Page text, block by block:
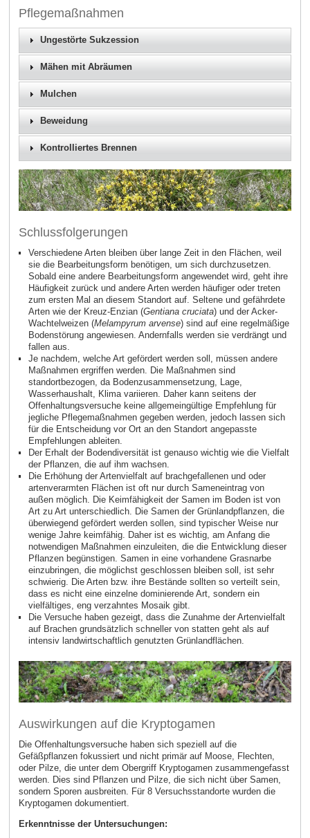
Pflegemaßnahmen
Ungestörte Sukzession
Mähen mit Abräumen
Mulchen
Beweidung
Kontrolliertes Brennen
Schlussfolgerungen
Verschiedene Arten bleiben über lange Zeit in den Flächen, weil
sie die Bearbeitungsform benötigen, um sich durchzusetzen.
Sobald eine andere Bearbeitungsform angewendet wird, geht ihre
Häufigkeit zurück und andere Arten werden häufiger oder treten
zum ersten Mal an diesem Standort auf. Seltene und gefährdete
Arten wie der Kreuz‑Enzian (Gentiana cruciata) und der Acker-
Wachtelweizen (Melampyrum arvense) sind auf eine regelmäßige
Bodenstörung angewiesen. Andernfalls werden sie verdrängt und
fallen aus.
Je nachdem, welche Art gefördert werden soll, müssen andere
Maßnahmen ergriffen werden. Die Maßnahmen sind
standortbezogen, da Bodenzusammensetzung, Lage,
Wasserhaushalt, Klima variieren. Daher kann seitens der
Offenhaltungsversuche keine allgemeingültige Empfehlung für
jegliche Pflegemaßnahmen gegeben werden, jedoch lassen sich
für die Entscheidung vor Ort an den Standort angepasste
Empfehlungen ableiten.
Der Erhalt der Bodendiversität ist genauso wichtig wie die Vielfalt
der Pflanzen, die auf ihm wachsen.
Die Erhöhung der Artenvielfalt auf brachgefallenen und oder
artenverarmten Flächen ist oft nur durch Sameneintrag von
außen möglich. Die Keimfähigkeit der Samen im Boden ist von
Art zu Art unterschiedlich. Die Samen der Grünlandpflanzen, die
überwiegend gefördert werden sollen, sind typischer Weise nur
wenige Jahre keimfähig. Daher ist es wichtig, am Anfang die
notwendigen Maßnahmen einzuleiten, die die Entwicklung dieser
Pflanzen begünstigen. Samen in eine vorhandene Grasnarbe
einzubringen, die möglichst geschlossen bleiben soll, ist sehr
schwierig. Die Arten bzw. ihre Bestände sollten so verteilt sein,
dass es nicht eine einzelne dominierende Art, sondern ein
vielfältiges, eng verzahntes Mosaik gibt.
Die Versuche haben gezeigt, dass die Zunahme der Artenvielfalt
auf Brachen grundsätzlich schneller von statten geht als auf
intensiv landwirtschaftlich genutzten Grünlandflächen.
Auswirkungen auf die Kryptogamen
Die Offenhaltungsversuche haben sich speziell auf die
Gefäßpflanzen fokussiert und nicht primär auf Moose, Flechten,
oder Pilze, die unter dem Obergriff Kryptogamen zusammengefasst
werden. Dies sind Pflanzen und Pilze, die sich nicht über Samen,
sondern Sporen ausbreiten. Für 8 Versuchsstandorte wurden die
Kryptogamen dokumentiert.
Erkenntnisse der Untersuchungen: